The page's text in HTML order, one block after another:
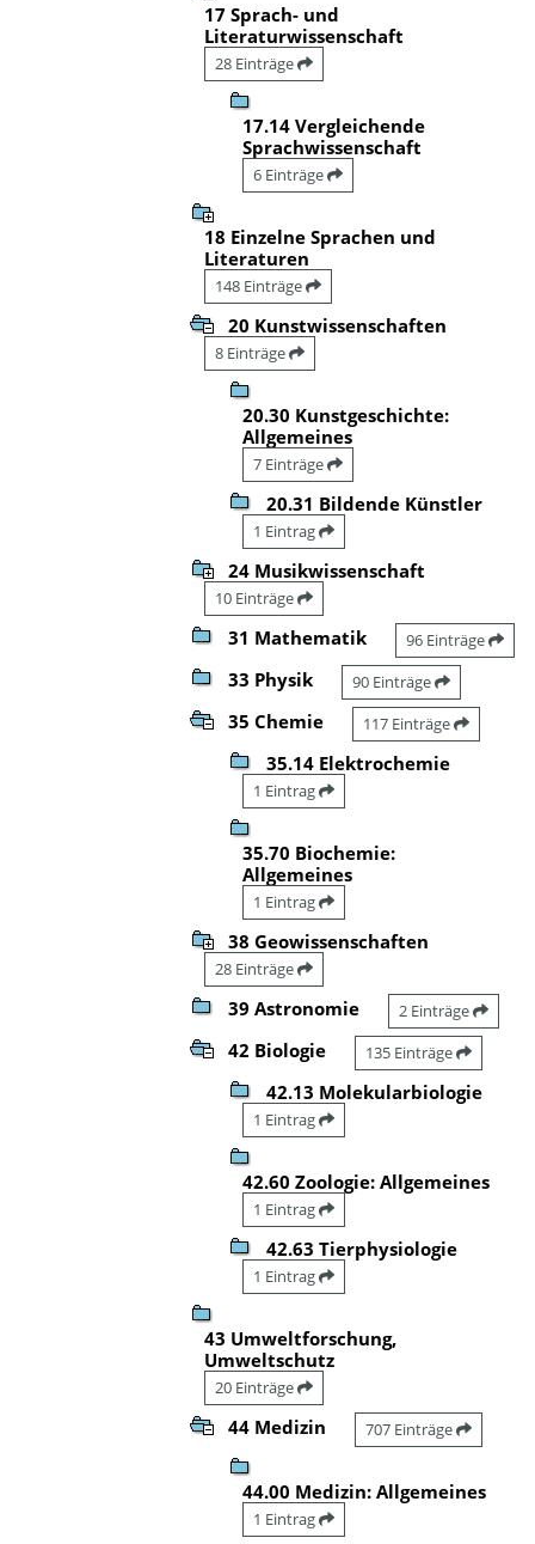
17 Sprach- und
Literaturwissenschaft
28 Einträge
17.14 Vergleichende
Sprachwissenschaft
6 Einträge
18 Einzelne Sprachen und
Literaturen
148 Einträge
20 Kunstwissenschaften
8 Einträge
20.30 Kunstgeschichte:
Allgemeines
7 Einträge
20.31 Bildende Künstler
1 Eintrag
24 Musikwissenschaft
10 Einträge
31 Mathematik 96 Einträge
33 Physik 90 Einträge
35 Chemie 117 Einträge
35.14 Elektrochemie
1 Eintrag
35.70 Biochemie:
Allgemeines
1 Eintrag
38 Geowissenschaften
28 Einträge
39 Astronomie 2 Einträge
42 Biologie 135 Einträge
42.13 Molekularbiologie
1 Eintrag
42.60 Zoologie: Allgemeines
1 Eintrag
42.63 Tierphysiologie
1 Eintrag
43 Umweltforschung,
Umweltschutz
20 Einträge
44 Medizin 707 Einträge
44.00 Medizin: Allgemeines
1 Eintrag